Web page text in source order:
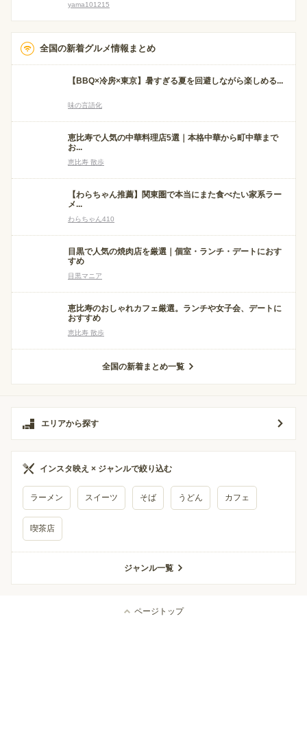
yama101215
全国の新着グルメ情報まとめ
【BBQ×冷房×東京】暑すぎる夏を回避しながら楽しめる...
味の言語化
恵比寿で人気の中華料理店5選｜本格中華から町中華まで
お...
恵比寿 散歩
【わらちゃん推薦】関東圏で本当にまた食べたい家系ラー
メ...
わらちゃん410
目黒で人気の焼肉店を厳選｜個室・ランチ・デートにおす
すめ
目黒マニア
恵比寿のおしゃれカフェ厳選。ランチや女子会、デートに
おすすめ
恵比寿 散歩
全国の新着まとめ一覧
エリアから探す
インスタ映え × ジャンルで絞り込む
ラーメン スイーツ そば うどん カフェ
喫茶店
ジャンル一覧
ページトップ